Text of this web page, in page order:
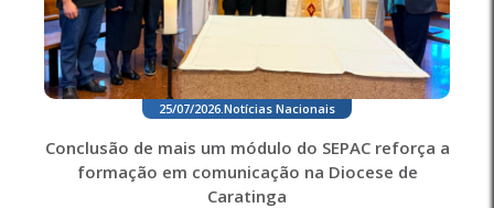
25/07/2026 Notícias Nacionais
Conclusão de mais um módulo do SEPAC reforça a
formação em comunicação na Diocese de
Caratinga